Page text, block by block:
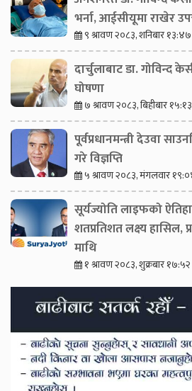
भर्ना, आईसीयूमा राखेर
९ श्रावण २०८३, शनिबार १३:४७
दार्चुलाबाट डा. गोविन्द
घोषणा
७ श्रावण २०८३, बिहीबार १५:१३
पूर्वप्रधानमन्त्री देउवा
गरे विज्ञप्ति
५ श्रावण २०८३, मंगलवार
सूर्यज्योति लाइफको
शतप्रतिशत लक्ष्य हासिल,
माथि
१ श्रावण २०८३, शुक्रबार १७:५२